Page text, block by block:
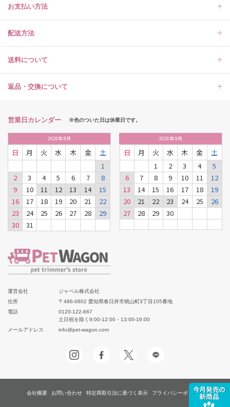
お支払い方法
配送方法
送料について
返品・交換について
営業日カレンダー ※色のついた日は休業日です。
2026年8月
日 月 火 水 木 金
土
1
2
3 4 5 6 7
8
9
10 11 12 13 14
15
16
17 18 19 20 21
22
23
24 25 26 27 28
29
30
31
2026年9月
日 月 火 水 木 金
土
1
2 3 4
5
6
7 8 9 10 11
12
13
14 15 16 17 18
19
20
21 22 23 24 25
26
27
28 29 30
運営会社
ジャペル株式会社
住所
〒486-0802 愛知県春日井市桃山町3丁目105番地
電話
0120-122-667
土日祝を除く9:00-12:00・13:00-16:00
メールアドレス
info@pet-wagon.com
会社概要 お問い合わせ 特定商取引法に基づく表示 プライバシーポリシー